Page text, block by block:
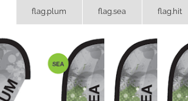
flag.plum flag.sea flag.hit